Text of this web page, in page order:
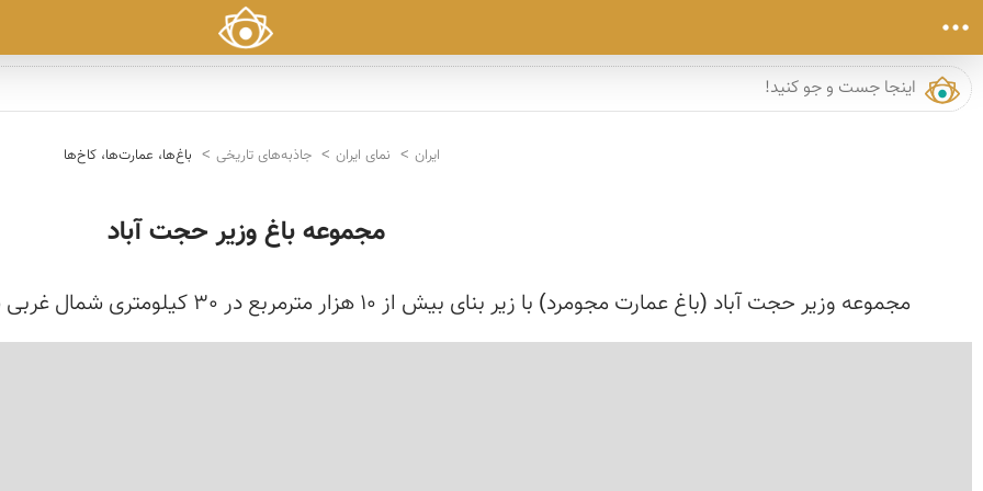
ایران نمای ایران جاذبه‌های تاریخی باغ‌ها، عمارت‌ها، کاخ‌ها
مجموعه باغ وزیر حجت آباد
مجموعه وزیر حجت آباد (باغ عمارت مجومرد) با زیر بنای بیش از 10 هزار مترمربع در 30 کیلومتری شمال غربی شهر یزد در روستایی به همین نام واقع شده است.